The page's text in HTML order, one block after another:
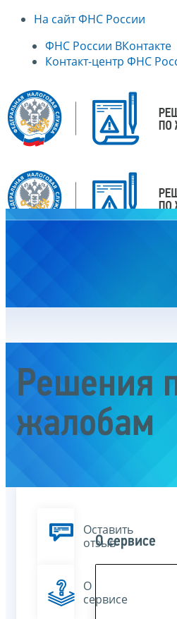
На сайт ФНС России
ФНС России ВКонтакте
Контакт-центр ФНС
Решения
жалобам
Оставить
отзыв
О
сервисе
О сервисе